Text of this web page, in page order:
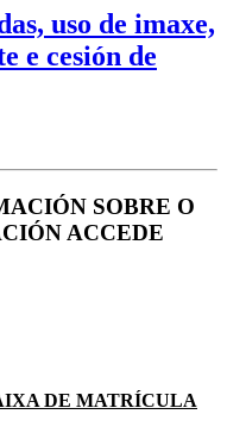
uso de imaxe,
e cesión de
SOBRE O
ACCEDE
DE MATRÍCULA